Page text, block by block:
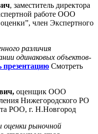
, заместитель директора
работе ООО
член Экспертного
различия
одинаковых объектов-
презентацию Смотреть
оценщик ООО
Нижегородского РО
РОО, г. Н.Новгород
рыночной